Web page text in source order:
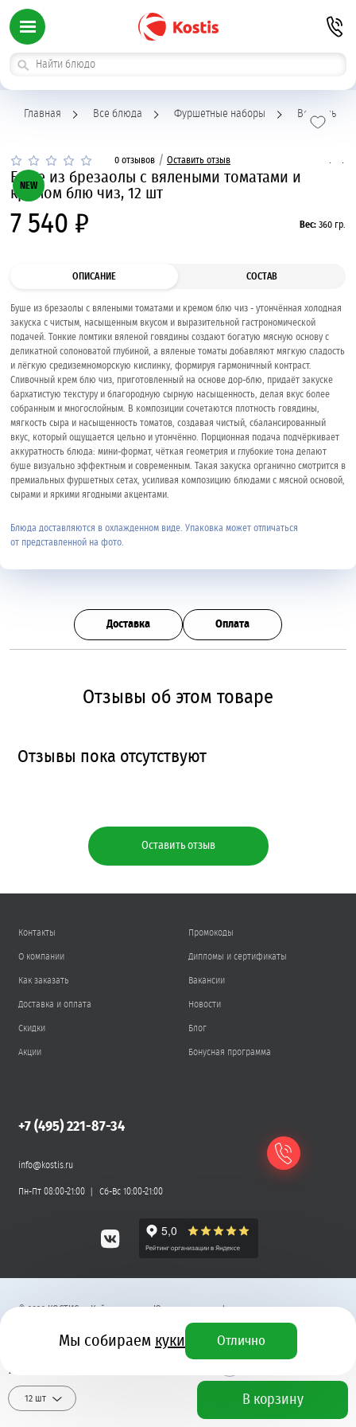
Главная Все блюда Фуршетные наборы Веррины
0 отзывов / Оставить отзыв
NEW
Буше из брезаолы с вялеными томатами и
кремом блю чиз, 12 шт
7 540 ₽ Вес: 360 гр.
12 шт В корзину
7 540 ₽
ОПИСАНИЕ СОСТАВ
Буше из брезаолы с вялеными томатами и кремом блю чиз - утончённая холодная
закуска с чистым, насыщенным вкусом и выразительной гастрономической
подачей. Тонкие ломтики вяленой говядины создают богатую мясную основу с
деликатной солоноватой глубиной, а вяленые томаты добавляют мягкую сладость
и лёгкую средиземноморскую кислинку, формируя гармоничный контраст.
Сливочный крем блю чиз, приготовленный на основе дор-блю, придаёт закуске
бархатистую текстуру и благородную сырную насыщенность, делая вкус более
собранным и многослойным. В композиции сочетаются плотность говядины,
мягкость сыра и насыщенность томатов, создавая чистый, сбалансированный
вкус, который ощущается цельно и утончённо. Порционная подача подчёркивает
аккуратность блюда: мини-формат, чёткая геометрия и глубокие тона делают
буше визуально эффектным и современным. Такая закуска органично смотрится в
премиальных фуршетных сетах, усиливая композицию блюдами с мясной основой,
сырами и яркими ягодными акцентами.
Блюда доставляются в охлажденном виде. Упаковка может отличаться
от представленной на фото.
Доставка Оплата
Отзывы об этом товаре
Оставить отзыв
Отзывы пока отсутствуют
Контакты
О компании
Как заказать
Доставка и оплата
Скидки
Акции
Промокоды
Дипломы и сертификаты
Вакансии
Новости
Блог
Бонусная программа
+7 (495) 221-87-34
info@kostis.ru
Пн-Пт 08:00-21:00 Сб-Вс 10:00-21:00
©2026 КОСТИС — Кейтеринг. Юридическая информация
Мы собираем куки Отлично